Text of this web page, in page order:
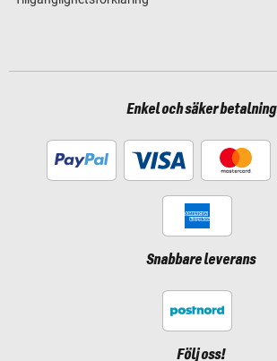
Enkel och säker betalning
Snabbare leverans
Följ oss!